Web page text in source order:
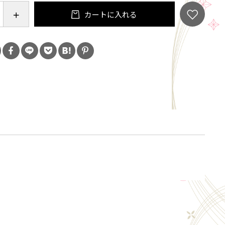
220cc(八分目)
手作り生産ですので、多少の違いは御了承下さい。
カートに入れる